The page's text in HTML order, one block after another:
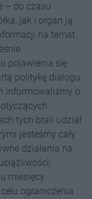
– do czasu
jak i organ ją
na temat
pojawienia się
politykę dialogu
informowaliśmy o
tych brali udział
jesteśmy cały
działania na
miesięcy
ograniczenia